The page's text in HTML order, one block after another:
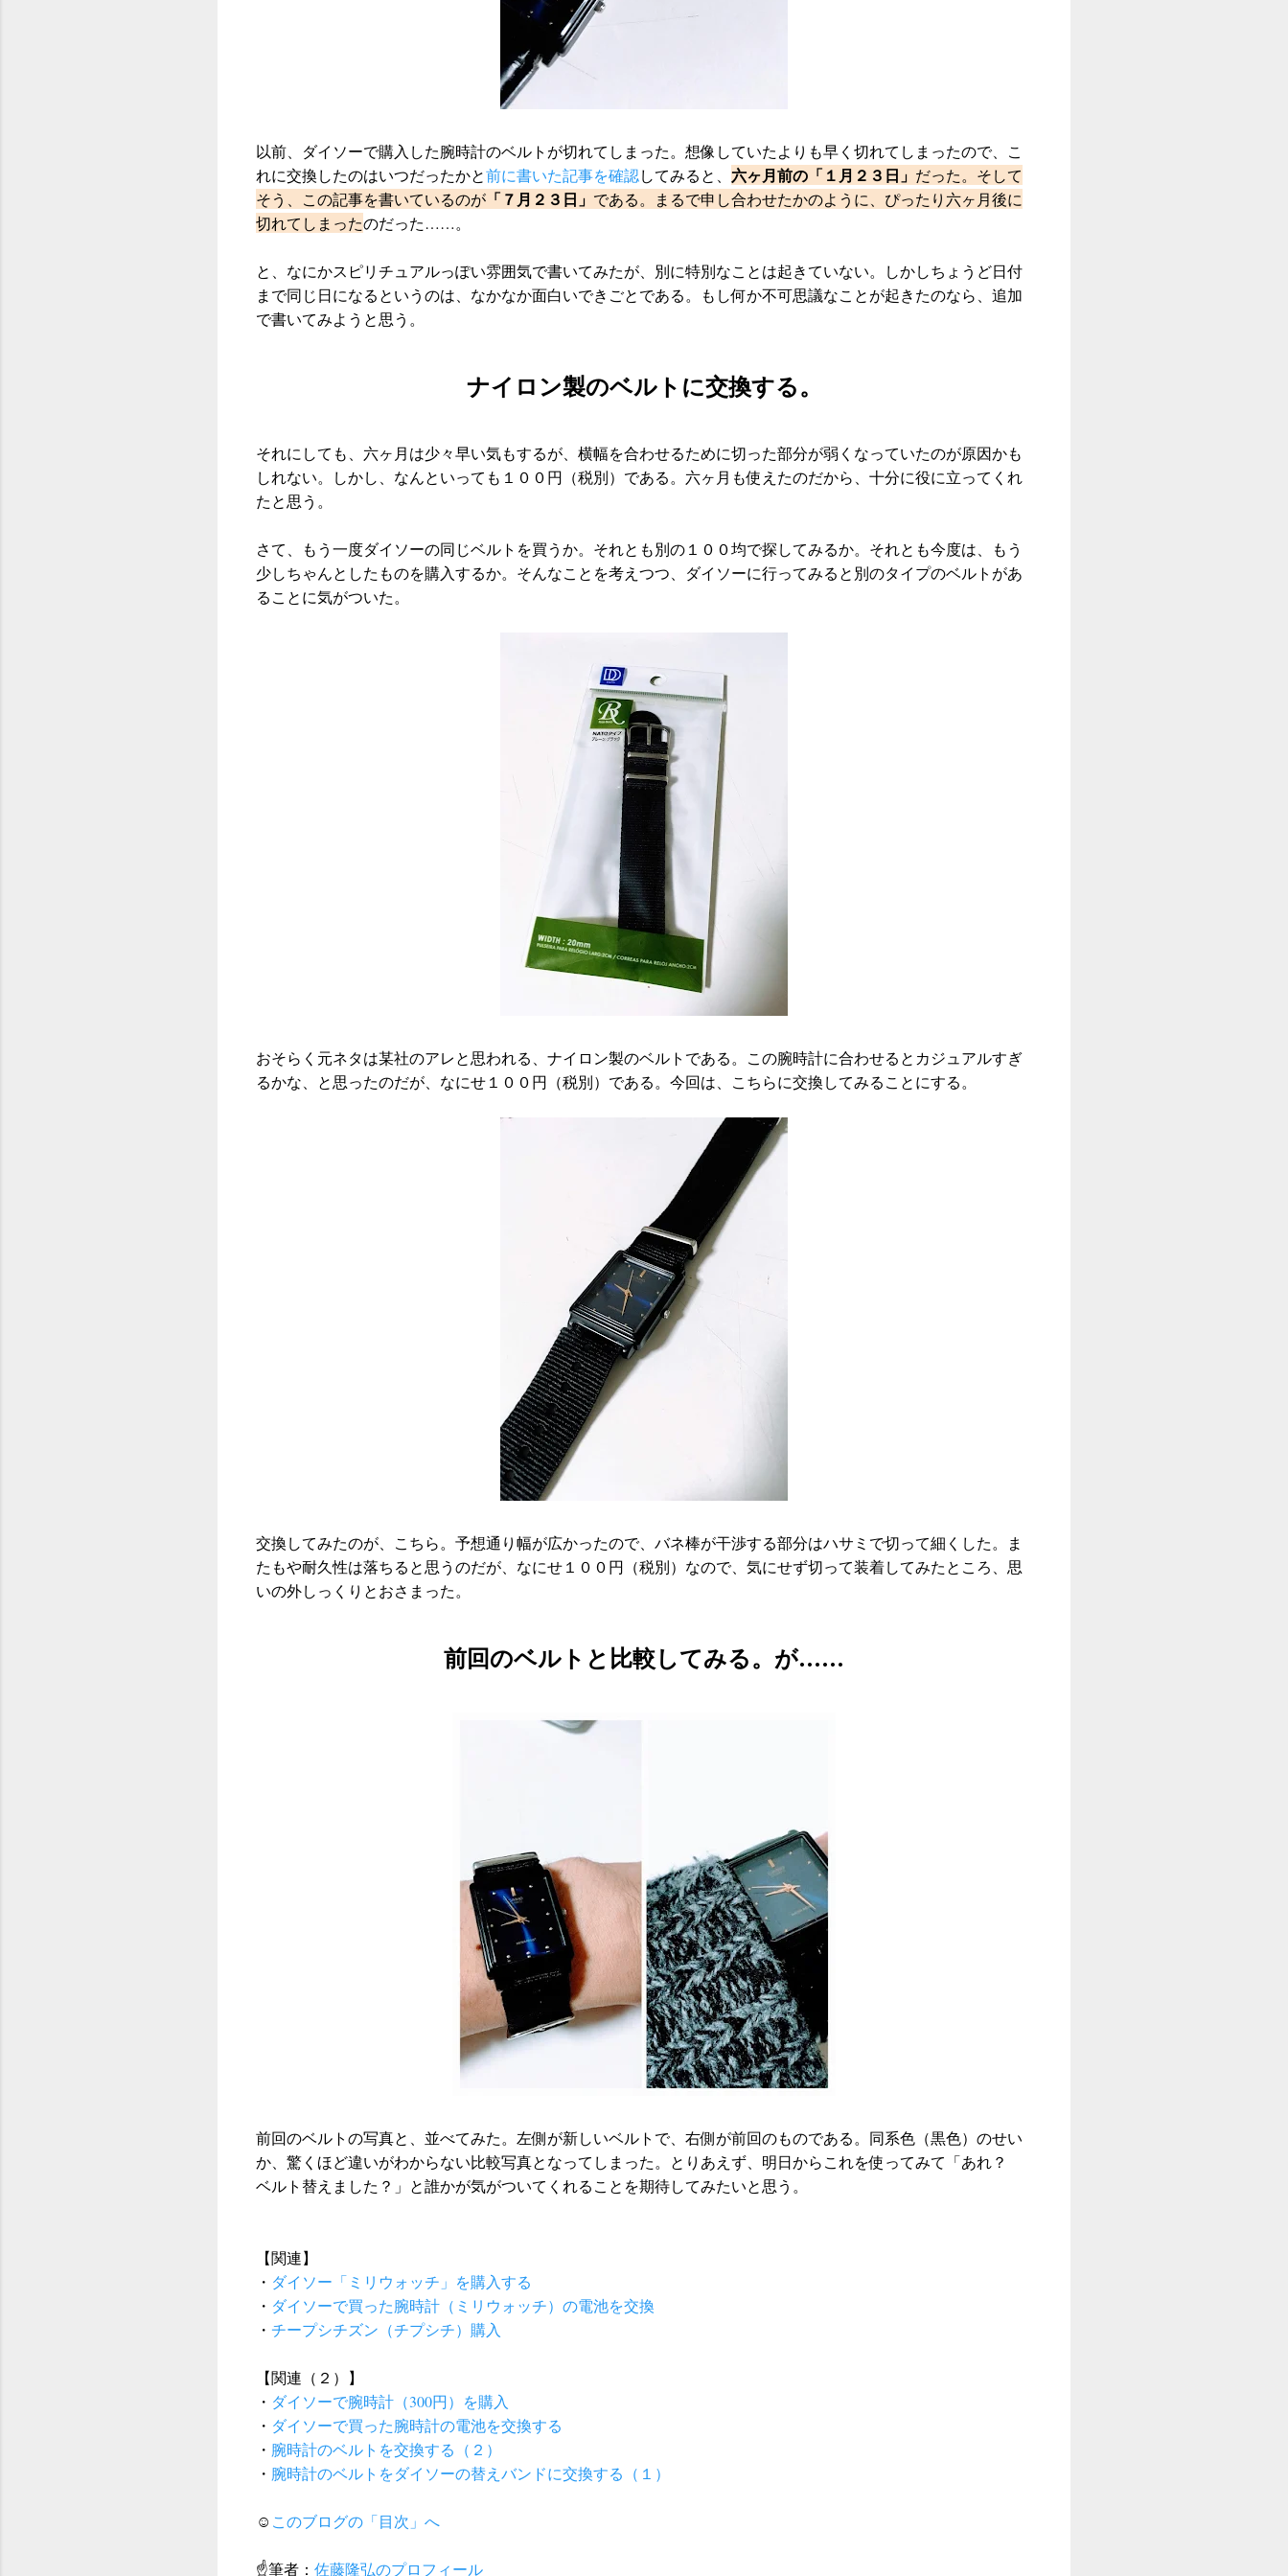
以前、ダイソーで購入した腕時計のベルトが切れてしまった。想像していたよりも早く切れてしまったので、こ
れに交換したのはいつだったかと前に書いた記事を確認してみると、 六ヶ月前の「１月２３日」 だった。そして
そう、この記事を書いているのが 「７月２３日」 である。まるで申し合わせたかのように、ぴったり六ヶ月後に
切れてしまったのだった……。
と、なにかスピリチュアルっぽい雰囲気で書いてみたが、別に特別なことは起きていない。しかしちょうど日付
まで同じ日になるというのは、なかなか面白いできごとである。もし何か不可思議なことが起きたのなら、追加
で書いてみようと思う。
ナイロン製のベルトに交換する。
それにしても、六ヶ月は少々早い気もするが、横幅を合わせるために切った部分が弱くなっていたのが原因かも
しれない。しかし、なんといっても１００円（税別）である。六ヶ月も使えたのだから、十分に役に立ってくれ
たと思う。
さて、もう一度ダイソーの同じベルトを買うか。それとも別の１００均で探してみるか。それとも今度は、もう
少しちゃんとしたものを購入するか。そんなことを考えつつ、ダイソーに行ってみると別のタイプのベルトがあ
ることに気がついた。
おそらく元ネタは某社のアレと思われる、ナイロン製のベルトである。この腕時計に合わせるとカジュアルすぎ
るかな、と思ったのだが、なにせ１００円（税別）である。今回は、こちらに交換してみることにする。
交換してみたのが、こちら。予想通り幅が広かったので、バネ棒が干渉する部分はハサミで切って細くした。ま
たもや耐久性は落ちると思うのだが、なにせ１００円（税別）なので、気にせず切って装着してみたところ、思
いの外しっくりとおさまった。
前回のベルトと比較してみる。が……
前回のベルトの写真と、並べてみた。左側が新しいベルトで、右側が前回のものである。同系色（黒色）のせい
か、驚くほど違いがわからない比較写真となってしまった。とりあえず、明日からこれを使ってみて「あれ？
ベルト替えました？」と誰かが気がついてくれることを期待してみたいと思う。
【関連】
・ ダイソー「ミリウォッチ」を購入する
・ ダイソーで買った腕時計（ミリウォッチ）の電池を交換
・ チープシチズン（チプシチ）購入
【関連（２）】
・ ダイソーで腕時計（300円）を購入
・ ダイソーで買った腕時計の電池を交換する
・ 腕時計のベルトを交換する（２）
・ 腕時計のベルトをダイソーの替えバンドに交換する（１）
☺ このブログの「目次」へ
☝筆者： 佐藤隆弘のプロフィール